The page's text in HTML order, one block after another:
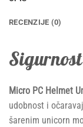
RECENZIJE (0)
Micro PC Helmet
udobnost i
šarenim unicorn